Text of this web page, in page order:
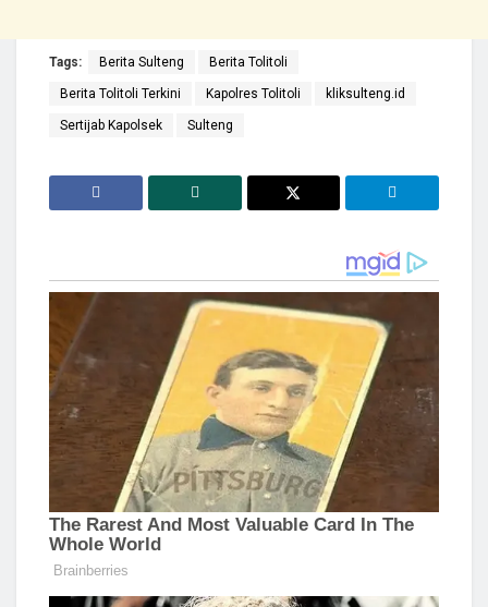
Tags: Berita Sulteng Berita Tolitoli
Berita Tolitoli Terkini Kapolres Tolitoli kliksulteng.id
Sertijab Kapolsek Sulteng